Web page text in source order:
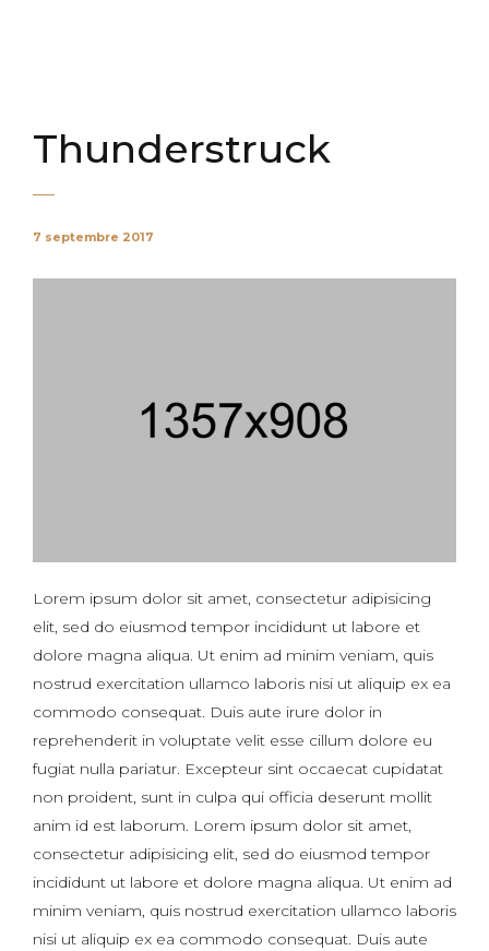
Thunderstruck
7 septembre 2017
Lorem ipsum dolor sit amet, consectetur adipisicing
elit, sed do eiusmod tempor incididunt ut labore et
dolore magna aliqua. Ut enim ad minim veniam, quis
nostrud exercitation ullamco laboris nisi ut aliquip ex ea
commodo consequat. Duis aute irure dolor in
reprehenderit in voluptate velit esse cillum dolore eu
fugiat nulla pariatur. Excepteur sint occaecat cupidatat
non proident, sunt in culpa qui officia deserunt mollit
anim id est laborum. Lorem ipsum dolor sit amet,
consectetur adipisicing elit, sed do eiusmod tempor
incididunt ut labore et dolore magna aliqua. Ut enim ad
minim veniam, quis nostrud exercitation ullamco laboris
nisi ut aliquip ex ea commodo consequat. Duis aute